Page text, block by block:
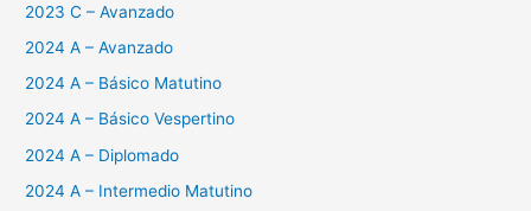
2023 C – Avanzado
2024 A – Avanzado
2024 A – Básico Matutino
2024 A – Básico Vespertino
2024 A – Diplomado
2024 A – Intermedio Matutino